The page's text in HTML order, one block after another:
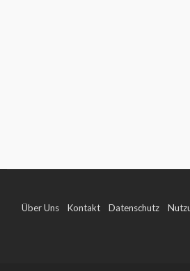
Über Uns Kontakt Datenschutz